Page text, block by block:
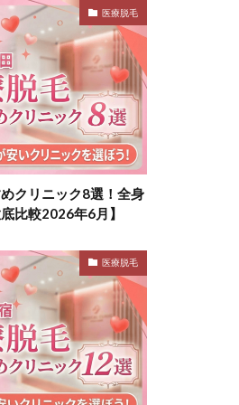
医療脱毛
クリニック8選！全身
比較2026年6月】
医療脱毛